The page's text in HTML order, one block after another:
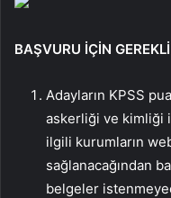
BAŞVURU İÇİN
Adayların KPSS
askerliği ve kimliği
ilgili kurumların
sağlanacağından
belgeler